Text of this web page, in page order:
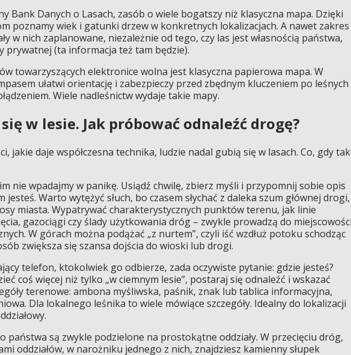
Bank Danych o Lasach, zasób o wiele bogatszy niż klasyczna mapa. Dzięki
poznamy wiek i gatunki drzew w konkretnych lokalizacjach. A nawet zakres
w nich zaplanowane, niezależnie od tego, czy las jest własnością państwa,
prywatnej (ta informacja też tam będzie).
towarzyszących elektronice wolna jest klasyczna papierowa mapa. W
ułatwi orientację i zabezpieczy przed zbędnym kluczeniem po leśnych
Wiele nadleśnictw wydaje takie mapy.
w lesie. Jak próbować odnaleźć drogę?
jakie daje współczesna technika, ludzie nadal gubią się w lasach. Co, gdy tak
nie wpadajmy w panikę. Usiądź chwilę, zbierz myśli i przypomnij sobie opis
Warto wytężyć słuch, bo czasem słychać z daleka szum głównej drogi,
miasta. Wypatrywać charakterystycznych punktów terenu, jak linie
gazociągi czy ślady użytkowania dróg – zwykle prowadzą do
W górach można podążać „z nurtem”, czyli iść wzdłuż potoku schodząc
zwiększa się szansa dojścia do wioski lub drogi.
telefon, ktokolwiek go odbierze, zada oczywiste pytanie: gdzie jesteś?
coś więcej niż tylko „w ciemnym lesie”, postaraj się odnaleźć i wskazać
terenowe: ambona myśliwska, paśnik, znak lub tablica informacyjna,
Dla lokalnego leśnika to wiele mówiące szczegóły. Idealny do lokalizacji
państwa są zwykle podzielone na prostokątne oddziały. W przecięciu dróg,
oddziałów, w narożniku jednego z nich, znajdziesz kamienny słupek